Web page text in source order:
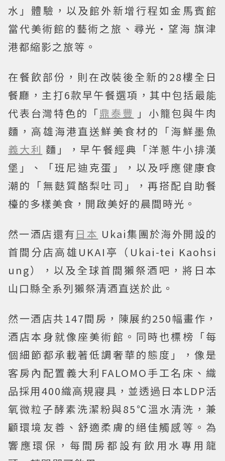
水」體驗，以及館外新增行程如金馬賓館
當代美術館的藝術之旅、尋光·望海 旗津
港都縮影之旅等。
在餐飲部份，則在改裝後全新的28樓全日
餐廳，主打6款早午餐選項，其中包括最能
代表台灣特色的「鼎泰豐 」小籠包與牛肉
麵，高雄海港直送鮮美食材的「海鮮墨魚
義大利 麵」，早午餐經典「洋蔥牛小排漢
堡」、「班尼迪克蛋」，以及呼應健康食
潮的「無麩質酪梨吐司」，再搭配自助餐
檯的多樣美食，開啟美好的晨間時光。
然一酒店還有 日本 Ukai集團於海外開設的
首間分店高雄UKAI亭（Ukai-tei Kaohsi
ung），以及全球首間獺祭酒吧，將日本
山口縣全系列獺祭清酒直送於此。
然一酒店共147間房，陳展約250幅畫作，
酒店本身就像座美術館。同時也標榜「每
個細節都承載著低調奢華的態度」，像是
客房內配置義大利FALOMO手工名床、織
品採用400織高規寢具，並透過日本LDP活
氧微粒子酵素洗潔粉與85℃溫水清洗，兼
顧環境友善、舒適柔膚的絕佳觸感等。為
響應環保，每間房都設有飲用水專用龍